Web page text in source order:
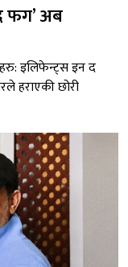
फग’ अब
इलिफेन्ट्स इन द
हराएकी छोरी